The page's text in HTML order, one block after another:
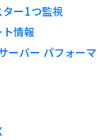
ー1つ監視
情報
ーバー パフォーマ